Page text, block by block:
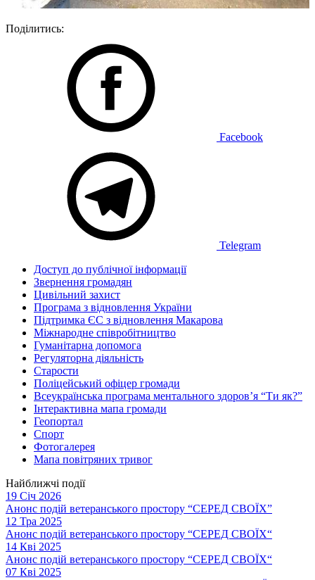
Поділитись:
Facebook
Telegram
Доступ до публічної інформації
Звернення громадян
Цивільний захист
Програма з відновлення України
Підтримка ЄС з відновлення Макарова
Міжнародне співробітництво
Гуманітарна допомога
Регуляторна діяльність
Старости
Поліцейський офіцер громади
Всеукраїнська програма ментального здоров’я “Ти як?”
Інтерактивна мапа громади
Геопортал
Спорт
Фотогалерея
Мапа повітряних тривог
Найближчі події
19 Січ 2026
Анонс подій ветеранського простору “СЕРЕД СВОЇХ”
12 Тра 2025
Анонс подій ветеранського простору “СЕРЕД СВОЇХ“
14 Кві 2025
Анонс подій ветеранського простору “СЕРЕД СВОЇХ“
07 Кві 2025